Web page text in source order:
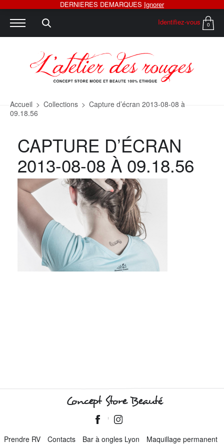
Identifiez-vous 0
Accueil > Collections > Capture d’écran 2013-08-08 à
09.18.56
CAPTURE D’ÉCRAN
2013-08-08 À 09.18.56
Concept Store Beauté
Prendre RV Contacts Bar à ongles Lyon Maquillage permanent
DERNIERES DEMARQUES Ignorer